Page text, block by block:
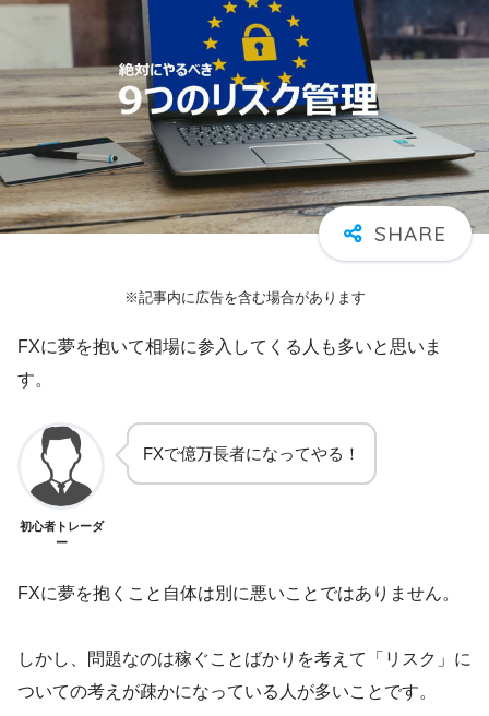
※記事内に広告を含む場合があります
FXに夢を抱いて相場に参入してくる人も多いと思いま
す。
初心者トレーダ
ー
FXで億万長者になってやる！
FXに夢を抱くこと自体は別に悪いことではありません。
しかし、問題なのは稼ぐことばかりを考えて「リスク」に
ついての考えが疎かになっている人が多いことです。